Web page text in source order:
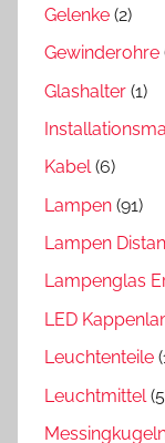
Gelenke (2)
Gewinderohre
Glashalter (1)
Kabel(6)
Lampen (91)
Lampen
Lampenglas
LED
Leuchtenteile
Leuchtmittel